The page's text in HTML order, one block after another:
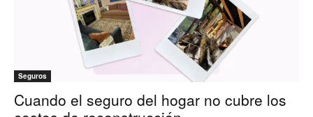
Seguros
Cuando el seguro del hogar no cubre los